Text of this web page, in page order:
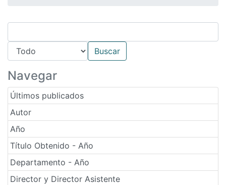
Navegar
Últimos publicados
Autor
Año
Título Obtenido - Año
Departamento - Año
Director y Director Asistente